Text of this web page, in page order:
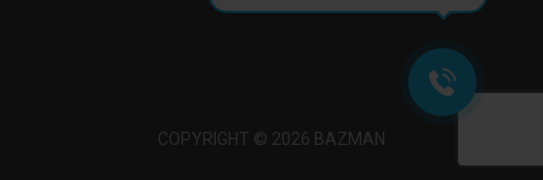
COPYRIGHT © 2026 BAZMAN